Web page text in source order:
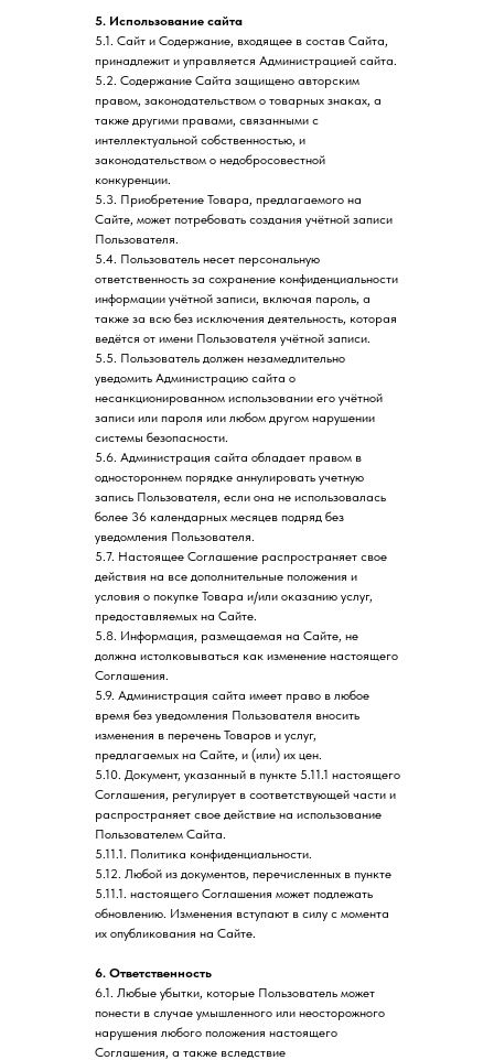
5. Использование сайта
5.1. Сайт и Содержание, входящее в состав Сайта,
принадлежит и управляется Администрацией сайта.
5.2. Содержание Сайта защищено авторским
правом, законодательством о товарных знаках, а
также другими правами, связанными с
интеллектуальной собственностью, и
законодательством о недобросовестной
конкуренции.
5.3. Приобретение Товара, предлагаемого на
Сайте, может потребовать создания учётной записи
Пользователя.
5.4. Пользователь несет персональную
ответственность за сохранение конфиденциальности
информации учётной записи, включая пароль, а
также за всю без исключения деятельность, которая
ведётся от имени Пользователя учётной записи.
5.5. Пользователь должен незамедлительно
уведомить Администрацию сайта о
несанкционированном использовании его учётной
записи или пароля или любом другом нарушении
системы безопасности.
5.6. Администрация сайта обладает правом в
одностороннем порядке аннулировать учетную
запись Пользователя, если она не использовалась
более 36 календарных месяцев подряд без
уведомления Пользователя.
5.7. Настоящее Соглашение распространяет свое
действия на все дополнительные положения и
условия о покупке Товара и/или оказанию услуг,
предоставляемых на Сайте.
5.8. Информация, размещаемая на Сайте, не
должна истолковываться как изменение настоящего
Соглашения.
5.9. Администрация сайта имеет право в любое
время без уведомления Пользователя вносить
изменения в перечень Товаров и услуг,
предлагаемых на Сайте, и (или) их цен.
5.10. Документ, указанный в пункте 5.11.1 настоящего
Соглашения, регулирует в соответствующей части и
распространяет свое действие на использование
Пользователем Сайта.
5.11.1. Политика конфиденциальности.
5.12. Любой из документов, перечисленных в пункте
5.11.1. настоящего Соглашения может подлежать
обновлению. Изменения вступают в силу с момента
их опубликования на Сайте.
6. Ответственность
6.1. Любые убытки, которые Пользователь может
понести в случае умышленного или неосторожного
нарушения любого положения настоящего
Соглашения, а также вследствие